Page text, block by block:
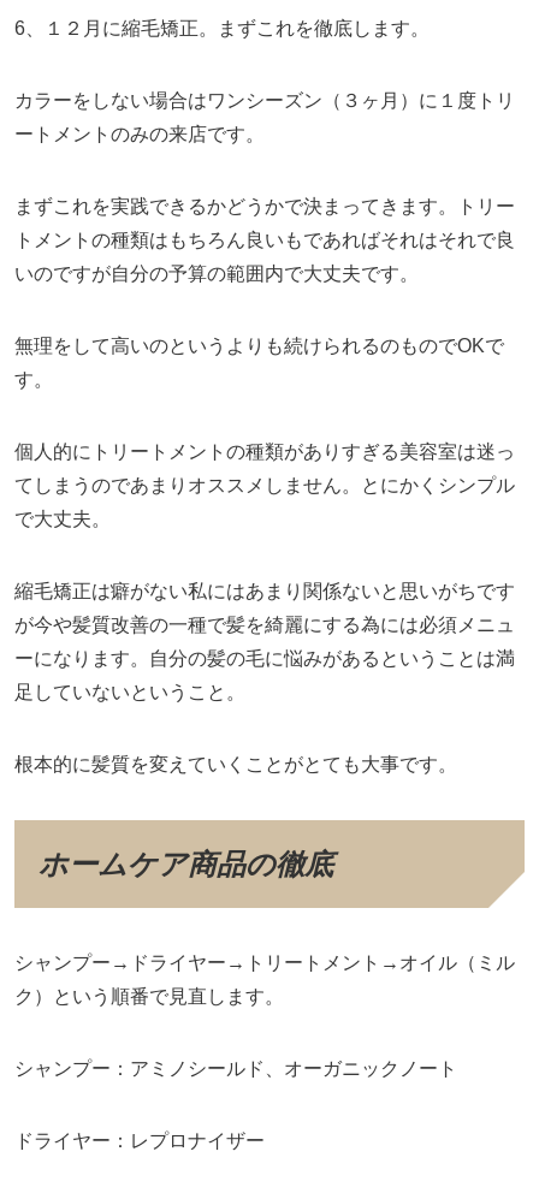
6、１２月に縮毛矯正。まずこれを徹底します。
カラーをしない場合はワンシーズン（３ヶ月）に１度トリ
ートメントのみの来店です。
まずこれを実践できるかどうかで決まってきます。トリー
トメントの種類はもちろん良いもであればそれはそれで良
いのですが自分の予算の範囲内で大丈夫です。
無理をして高いのというよりも続けられるのものでOKで
す。
個人的にトリートメントの種類がありすぎる美容室は迷っ
てしまうのであまりオススメしません。とにかくシンプル
で大丈夫。
縮毛矯正は癖がない私にはあまり関係ないと思いがちです
が今や髪質改善の一種で髪を綺麗にする為には必須メニュ
ーになります。自分の髪の毛に悩みがあるということは満
足していないということ。
根本的に髪質を変えていくことがとても大事です。
ホームケア商品の徹底
シャンプー→ドライヤー→トリートメント→オイル（ミル
ク）という順番で見直します。
シャンプー：アミノシールド、オーガニックノート
ドライヤー：レプロナイザー